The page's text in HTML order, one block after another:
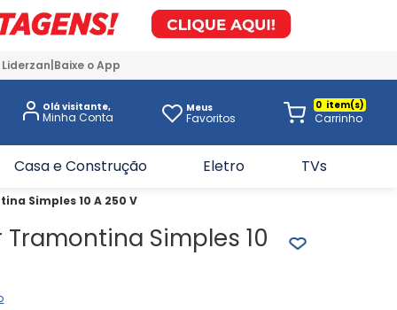
Baixe o App
Olá visitante, Meus
Favoritos
0
Casa e Construção Eletro TVs
Simples 10 A 250 V
Simples 10